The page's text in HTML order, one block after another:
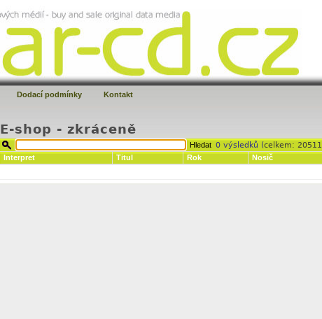
Dodací podmínky Kontakt
E-shop - zkráceně
0 výsledků (celkem: 20511
Interpret Titul Rok Nosič